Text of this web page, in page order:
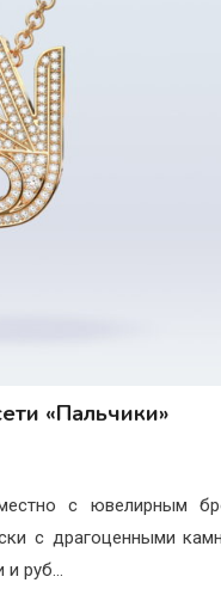
«Пальчики»
с ювелирным
с драгоценными
руб...